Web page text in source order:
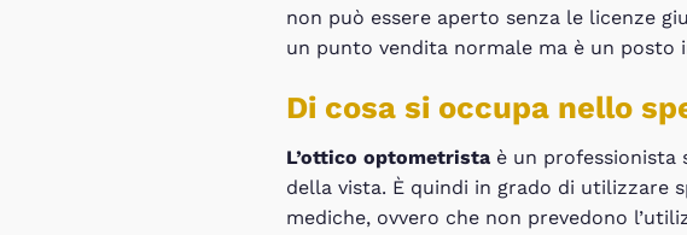
non può essere aperto senza le licenze
un punto vendita normale ma è un posto
Di cosa si occupa nello
L’ottico optometrista è un professionista
della vista. È quindi in grado di utilizzare
mediche, ovvero che non prevedono